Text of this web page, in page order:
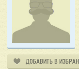
ДОБАВИТЬ В